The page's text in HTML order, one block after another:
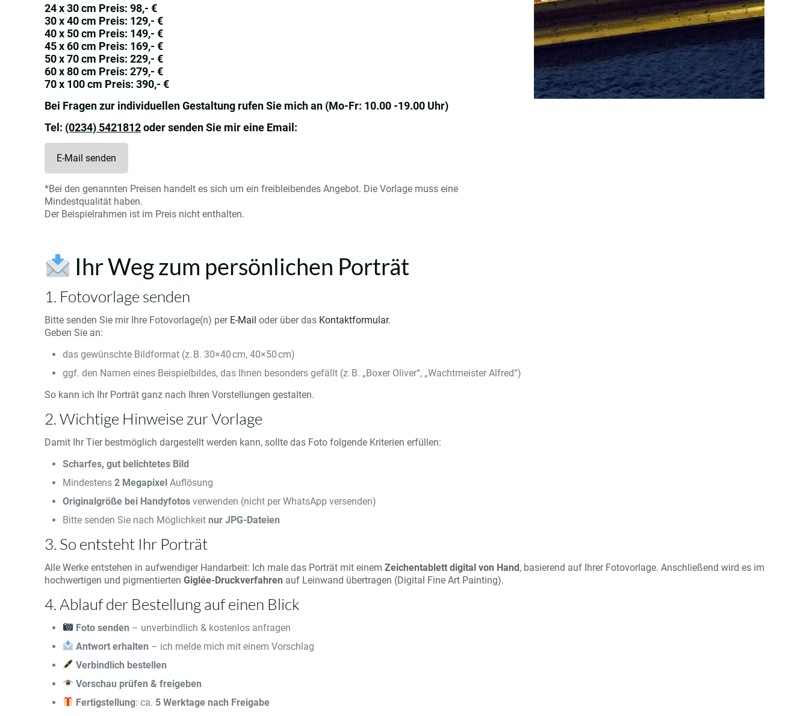
24 x 30 cm Preis: 98,- €
30 x 40 cm Preis: 129,- €
40 x 50 cm Preis: 149,- €
45 x 60 cm Preis: 169,- €
50 x 70 cm Preis: 229,- €
60 x 80 cm Preis: 279,- €
70 x 100 cm Preis: 390,- €
Bei Fragen zur individuellen Gestaltung rufen Sie mich an (Mo-Fr: 10.00 -19.00 Uhr)
Tel: (0234) 5421812oder senden Sie mir eine Email:
E-Mail senden
*Bei den genannten Preisen handelt es sich um ein freibleibendes Angebot. Die Vorlage muss eine
Mindestqualität haben.
Der Beispielrahmen ist im Preis nicht enthalten.
Ihr Weg zum persönlichen Porträt
1. Fotovorlage senden
Bitte senden Sie mir Ihre Fotovorlage(n) per E-Mail oder über das Kontaktformular.
Geben Sie an:
das gewünschte Bildformat (z. B. 30×40 cm, 40×50 cm)
ggf. den Namen eines Beispielbildes, das Ihnen besonders gefällt (z. B. „Boxer Oliver“, „Wachtmeister Alfred“)
So kann ich Ihr Porträt ganz nach Ihren Vorstellungen gestalten.
2. Wichtige Hinweise zur Vorlage
Damit Ihr Tier bestmöglich dargestellt werden kann, sollte das Foto folgende Kriterien erfüllen:
Scharfes, gut belichtetes Bild
Mindestens 2 Megapixel Auflösung
Originalgröße bei Handyfotos verwenden (nicht per WhatsApp versenden)
Bitte senden Sie nach Möglichkeit nur JPG-Dateien
3. So entsteht Ihr Porträt
Alle Werke entstehen in aufwendiger Handarbeit: Ich male das Porträt mit einem Zeichentablett digital von Hand, basierend auf Ihrer Fotovorlage. Anschließend wird es im
hochwertigen und pigmentierten Giglée-Druckverfahren auf Leinwand übertragen (Digital Fine Art Painting).
4. Ablauf der Bestellung auf einen Blick
Foto senden – unverbindlich & kostenlos anfragen
Antwort erhalten – ich melde mich mit einem Vorschlag
Verbindlich bestellen
Vorschau prüfen & freigeben
Fertigstellung: ca. 5 Werktage nach Freigabe